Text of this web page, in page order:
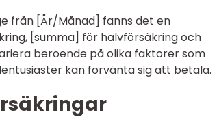
från [År/Månad] fanns det en
[summa] för halvförsäkring och
beroende på olika faktorer som
kan förvänta sig att betala.